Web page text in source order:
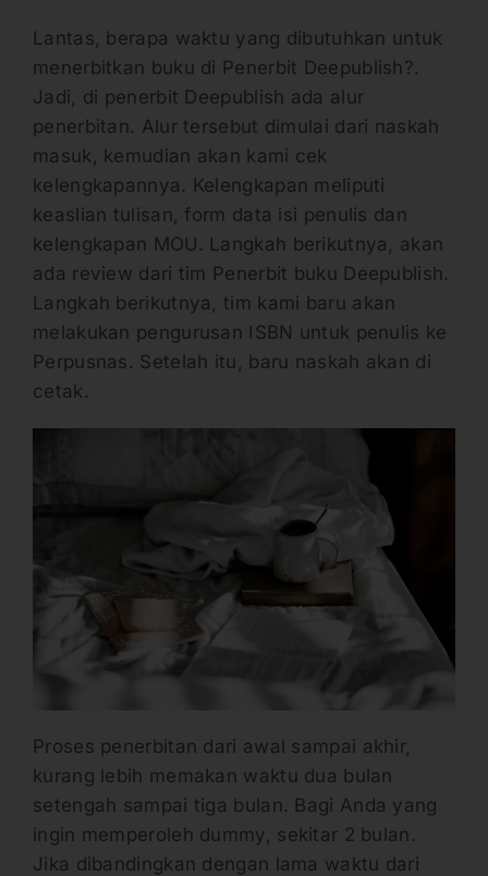
Lantas, berapa waktu yang dibutuhkan untuk
menerbitkan buku di Penerbit Deepublish?.
Jadi, di penerbit Deepublish ada alur
penerbitan. Alur tersebut dimulai dari naskah
masuk, kemudian akan kami cek
kelengkapannya. Kelengkapan meliputi
keaslian tulisan, form data isi penulis dan
kelengkapan MOU. Langkah berikutnya, akan
ada review dari tim Penerbit buku Deepublish.
Langkah berikutnya, tim kami baru akan
melakukan pengurusan ISBN untuk penulis ke
Perpusnas. Setelah itu, baru naskah akan di
cetak.
Proses penerbitan dari awal sampai akhir,
kurang lebih memakan waktu dua bulan
setengah sampai tiga bulan. Bagi Anda yang
ingin memperoleh dummy, sekitar 2 bulan.
Jika dibandingkan dengan lama waktu dari